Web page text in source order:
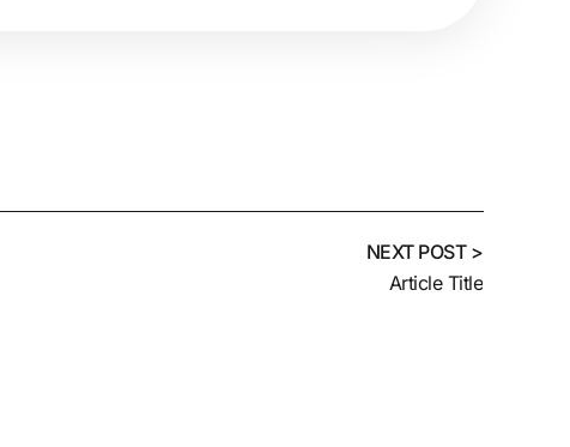
NEXT POST >
Article Title